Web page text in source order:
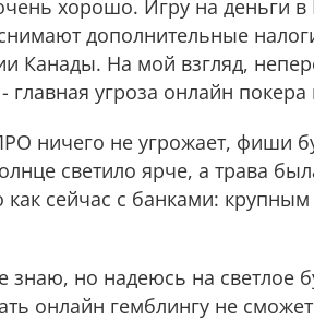
хорошо. Игру на дeньги в
дополнительные
Канады. На мой взгляд,
угроза онлайн
ничего не угрожает, фиши
светило ярче, а трава
как сейчас с банками:
знаю, но надеюсь на светлое
онлайн гемблингу не